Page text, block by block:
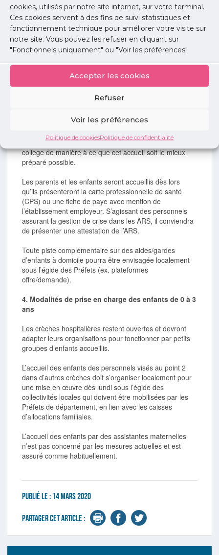
cookies, utilisés par notre site internet, sur votre terminal.
Ces cookies servent à des fins de suivi statistiques et
fonctionnement technique pour améliorer votre visite sur
notre site. Vous pouvez les refuser en cliquant sur
"Fonctionnels uniquement" ou "Voir les préférences"
Accepter les cookies
Refuser
Voir les préférences
Politique de cookiesPolitique de confidentialité
Le ministère de l’Education nationale accueillera les
enfants des professionnels qui n’ont pas d’autre solution
de garde scolarisés à l’école maternelle, primaire et au
collège dans les lieux de scolarisation habituels.
Ces modalités pourront être adaptées par la suite par
les recteurs, en lien avec les ARS, de manière à
favoriser la cohérence pédagogique des groupes
Les parents concernés devront dans la mesure du
possible informer dès le vendredi 13 mars et durant le
week-end les directeurs d’école et les principaux de
collège de manière à ce que cet accueil soit le mieux
préparé possible.
Les parents et les enfants seront accueillis dès lors
qu’ils présenteront la carte professionnelle de santé
(CPS) ou une fiche de paye avec mention de
l’établissement employeur. S’agissant des personnels
assurant la gestion de crise dans les ARS, il conviendra
de présenter une attestation de l’ARS.
Toute piste complémentaire sur des aides/gardes
d’enfants à domicile pourra être envisagée localement
sous l’égide des Préfets (ex. plateformes
offre/demande).
4. Modalités de prise en charge des enfants de 0 à 3
ans
Les crèches hospitalières restent ouvertes et devront
adapter leurs organisations pour fonctionner par petits
groupes d’enfants accueillis.
L’accueil des enfants des personnels visés au point 2
dans d’autres crèches doit s’organiser localement pour
une mise en œuvre dès lundi sous l’égide des
collectivités locales qui doivent être mobilisées par les
Préfets de département, en lien avec les caisses
d’allocations familiales.
L’accueil des enfants par des assistantes maternelles
n’est pas concerné par les mesures actuelles et est
assuré comme habituellement.
Publié le : 14 mars 2020
Partager cet article :